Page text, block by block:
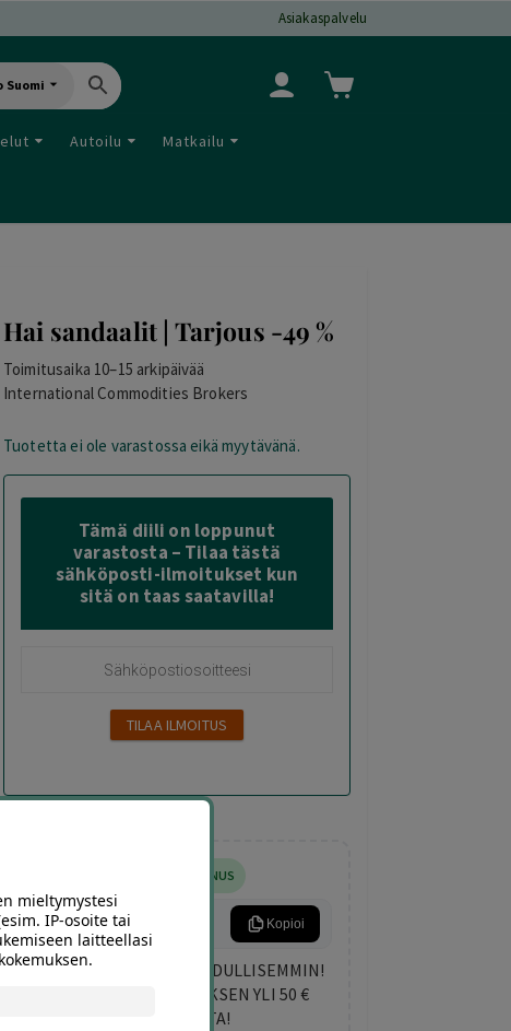
Asiakaspalvelu
Suomi
Autoilu Matkailu
Hai sandaalit | Tarjous -49 %
Toimitusaika 10–15 arkipäivää
International Commodities Brokers
Tuotetta ei ole varastossa eikä myytävänä.
Tämä diili on loppunut
varastosta – Tilaa tästä
sähköposti-ilmoitukset kun
sitä on taas saatavilla!
LISÄALENNUS
KESA5 Kopioi
NAPPAA KESÄN DIILIT EDULLISEMMIN!
SAAT 5 € LISÄALENNUKSEN YLI 50 €
OSTOKSESTA!
mieltymystesi
IP-osoite tai
laitteellasi